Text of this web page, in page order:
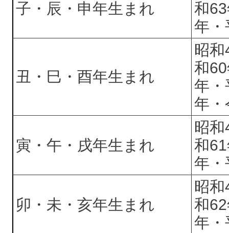
子・辰・申年生まれ
和
年・
丑・巳・酉年生まれ
昭
和
年・
年・
寅・午・戌年生まれ
昭
和
年・
卯・未・亥年生まれ
昭
和
年・